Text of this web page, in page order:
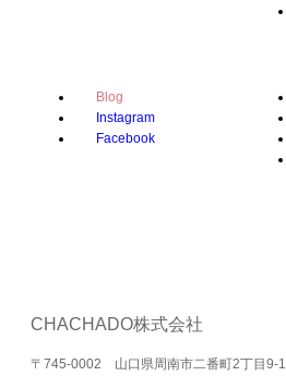
Blog
Instagram
Facebook
CHACHADO株式会社
〒745-0002 山口県周南市二番町2丁目9-1